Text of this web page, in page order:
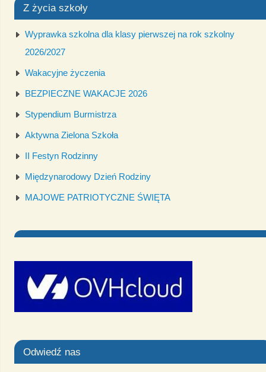
Z życia szkoły
Wyprawka szkolna dla klasy pierwszej na rok szkolny
2026/2027
Wakacyjne życzenia
BEZPIECZNE WAKACJE 2026
Stypendium Burmistrza
Aktywna Zielona Szkoła
II Festyn Rodzinny
Międzynarodowy Dzień Rodziny
MAJOWE PATRIOTYCZNE ŚWIĘTA
Odwiedź nas